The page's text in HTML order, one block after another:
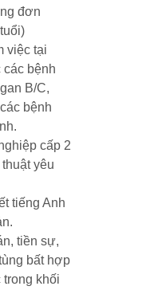
đơn
việc tại
bệnh
B/C,
bệnh
cấp 2
yêu
tiếng Anh
tiền sự,
bất hợp
khối